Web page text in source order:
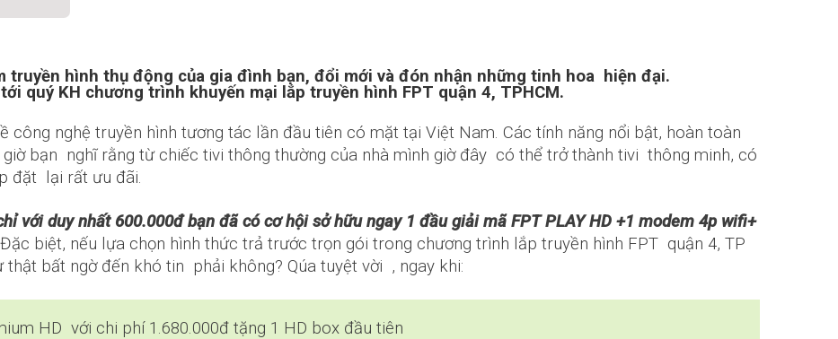
truyền hình thụ động của gia đình bạn, đổi mới và đón nhận những tinh hoa hiện đại.
quý KH chương trình khuyến mại lắp truyền hình FPT quận 4, TPHCM.
công nghệ truyền hình tương tác lần đầu tiên có mặt tại Việt Nam. Các tính năng nổi bật, hoàn toàn
bạn nghĩ rằng từ chiếc tivi thông thường của nhà mình giờ đây có thể trở thành tivi thông minh, có
đặt lại rất ưu đãi.
với duy nhất 600.000đ bạn đã có cơ hội sở hữu ngay 1 đầu giải mã FPT PLAY HD +1 modem 4p wifi+
Đặc biệt, nếu lựa chọn hình thức trả trước trọn gói trong chương trình lắp truyền hình FPT quận 4, TP
bất ngờ đến khó tin phải không? Qúa tuyệt vời , ngay khi:
HD với chi phí 1.680.000đ tặng 1 HD box đầu tiên